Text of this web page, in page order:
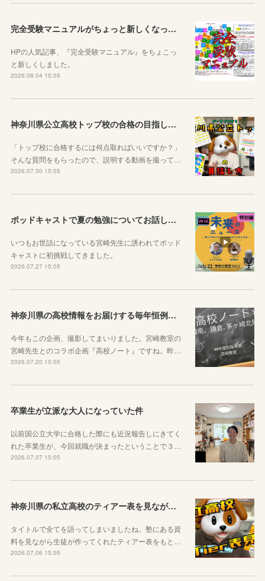
完全受験マニュアルがちょっと新しくなったよ！
HPの人気記事、『完全受験マニュアル』をちょこっ
と新しくしました。
2026.08.04 15:05
神奈川県公立高校トップ校の合格の目指し方について動画をアップしました
「トップ校に合格するには何点取ればいいですか？」
そんな質問をもらったので、説明する動画を撮って…
2026.07.30 15:05
ポッドキャストで夏の勉強についてお話ししています！
いつもお世話になっている宮崎先生に誘われてポッド
キャストに初挑戦してきました。
2026.07.27 15:05
神奈川県の高校情報をお届けする毎年恒例のコラボ企画のお知らせ
今年もこの企画、撮影してまいりました。宮崎教室の
宮崎先生とのコラボ企画『高校ノート』ですね。昨…
2026.07.20 15:05
卒業生が立派な大人になっていた件
以前国公立大学に合格した際にも近況報告しにきてく
れた卒業生が、今回就職が決まったということで３…
2026.07.07 15:05
神奈川県の私立高校のティアー表を見ながら話す動画を作りました！
タイトルで全てを語ってしまいましたね。塾にある資
料を見ながら生徒が作ってくれたティアー表をもと…
2026.07.06 15:05